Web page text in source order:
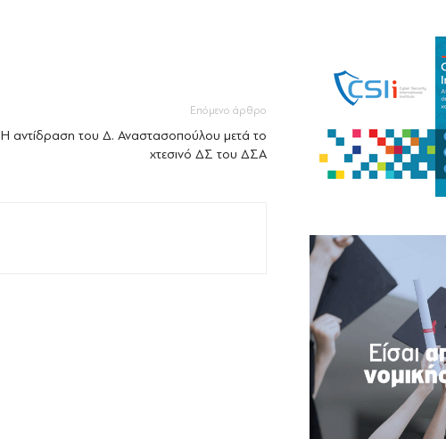
Επόμενο άρθρο
Η αντίδραση του Δ. Αναστασοπούλου μετά το
χτεσινό ΔΣ του ΔΣΑ